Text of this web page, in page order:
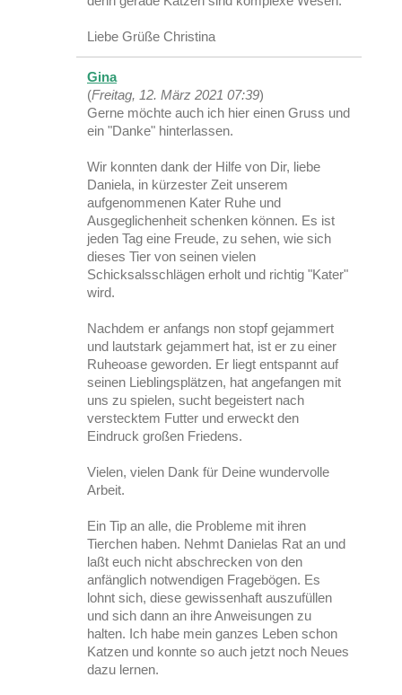
Liebe Grüße Christina
Gina
(Freitag, 12. März 2021 07:39)
Gerne möchte auch ich hier einen Gruss und
ein "Danke" hinterlassen.
Wir konnten dank der Hilfe von Dir, liebe
Daniela, in kürzester Zeit unserem
aufgenommenen Kater Ruhe und
Ausgeglichenheit schenken können. Es ist
jeden Tag eine Freude, zu sehen, wie sich
dieses Tier von seinen vielen
Schicksalsschlägen erholt und richtig "Kater"
wird.
Nachdem er anfangs non stopf gejammert
und lautstark gejammert hat, ist er zu einer
Ruheoase geworden. Er liegt entspannt auf
seinen Lieblingsplätzen, hat angefangen mit
uns zu spielen, sucht begeistert nach
verstecktem Futter und erweckt den
Eindruck großen Friedens.
Vielen, vielen Dank für Deine wundervolle
Arbeit.
Ein Tip an alle, die Probleme mit ihren
Tierchen haben. Nehmt Danielas Rat an und
laßt euch nicht abschrecken von den
anfänglich notwendigen Fragebögen. Es
lohnt sich, diese gewissenhaft auszufüllen
und sich dann an ihre Anweisungen zu
halten. Ich habe mein ganzes Leben schon
Katzen und konnte so auch jetzt noch Neues
dazu lernen.